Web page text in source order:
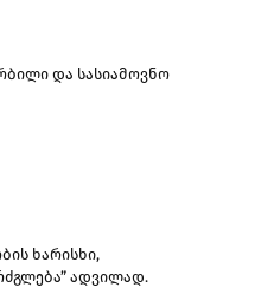
და სასიამოვნო
ხარისხი,
ადვილად.